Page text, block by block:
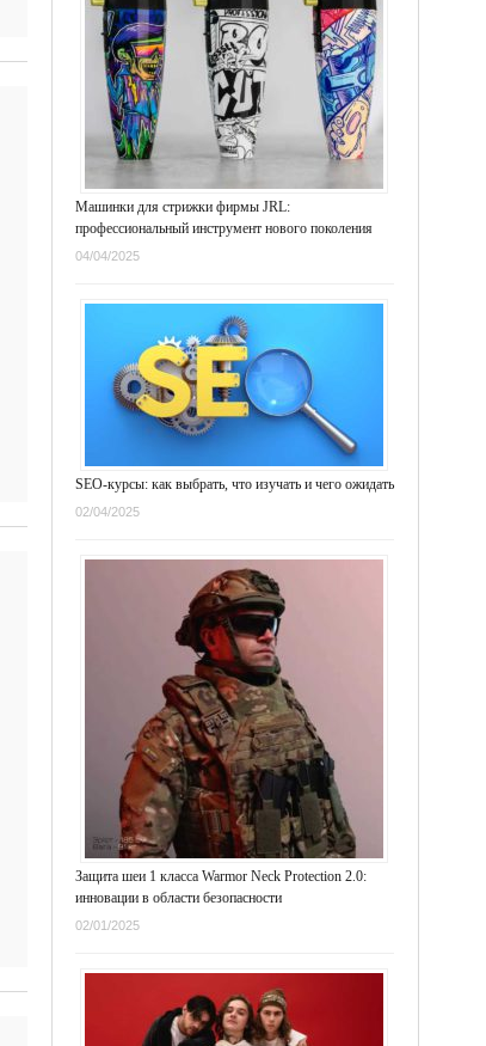
Машинки для стрижки фирмы JRL:
профессиональный инструмент нового поколения
04/04/2025
SEO-курсы: как выбрать, что изучать и чего ожидать
02/04/2025
Защита шеи 1 класса Warmor Neck Protection 2.0:
инновации в области безопасности
02/01/2025